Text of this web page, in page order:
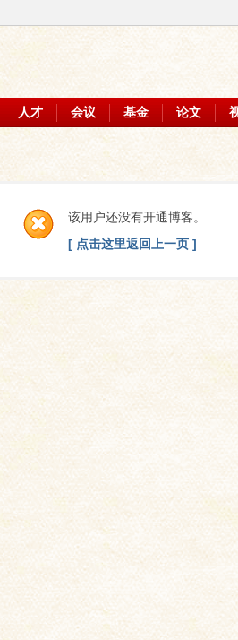
人才 会议 基金 论文
该用户还没有开通博客。
[ 点击这里返回上一页 ]